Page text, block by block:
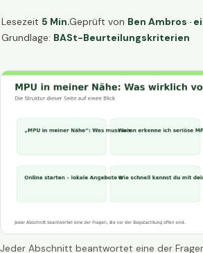
Lesezeit 5 Min.Geprüft von Ben Ambros ·
Grundlage: BASt-Beurteilungskriterien
Jeder Abschnitt beantwortet eine der